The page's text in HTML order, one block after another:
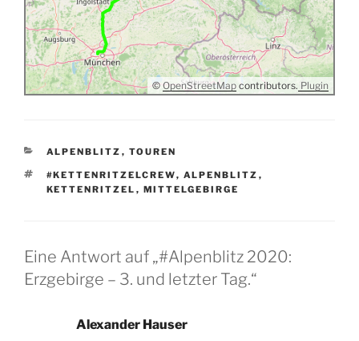
© OpenStreetMap contributors. Plugin
KATEGORIEN
ALPENBLITZ , TOUREN
SCHLAGWÖRTER
#KETTENRITZELCREW, ALPENBLITZ ,
KETTENRITZEL , MITTELGEBIRGE
Eine Antwort auf „#Alpenblitz 2020:
Erzgebirge – 3. und letzter Tag.“
Alexander Hauser